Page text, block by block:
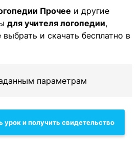
Прочее и другие
для учителя логопедии,
и скачать бесплатно в
параметрам
урок и получить свидетельство